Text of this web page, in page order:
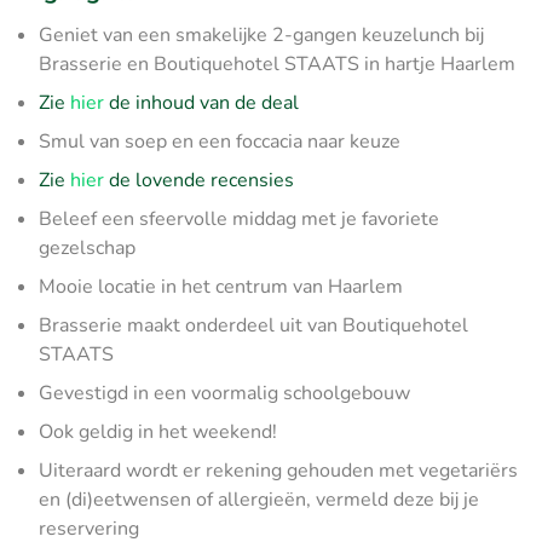
Geniet van een smakelijke 2-gangen keuzelunch bij
Brasserie en Boutiquehotel STAATS in hartje Haarlem
Zie hierde inhoud van de deal
Smul van soep en een foccacia naar keuze
Zie hierde lovende recensies
Beleef een sfeervolle middag met je favoriete
gezelschap
Mooie locatie in het centrum van Haarlem
Brasserie maakt onderdeel uit van Boutiquehotel
STAATS
Gevestigd in een voormalig schoolgebouw
Ook geldig in het weekend!
Uiteraard wordt er rekening gehouden met vegetariërs
en (di)eetwensen of allergieën, vermeld deze bij je
reservering